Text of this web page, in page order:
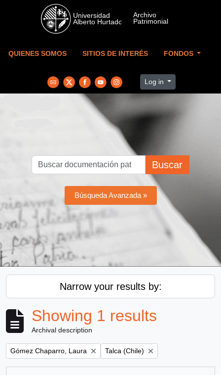
Skip to main content
QUIENES SOMOS SITIOS DE INTERÉS FONDOS
Log in
Buscar
Búsqueda Avanzada »
Narrow your results by:
Showing 1 results
Archival description
Remove filter:
Gómez Chaparro, Laura Remove filter:
Talca (Chile)